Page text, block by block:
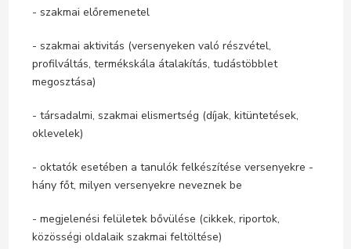
- szakmai előremenetel
- szakmai aktivitás (versenyeken való részvétel,
profilváltás, termékskála átalakítás, tudástöbblet
megosztása)
- társadalmi, szakmai elismertség (díjak, kitüntetések,
oklevelek)
- oktatók esetében a tanulók felkészítése versenyekre -
hány főt, milyen versenyekre neveznek be
- megjelenési felületek bővülése (cikkek, riportok,
közösségi oldalaik szakmai feltöltése)